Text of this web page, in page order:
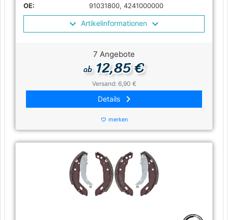
OE:
91031800, 4241000000
Artikelinformationen
7 Angebote
ab12,85 €
Versand: 6,90 €
Details keyboard_arrow_right
favorite_border merken